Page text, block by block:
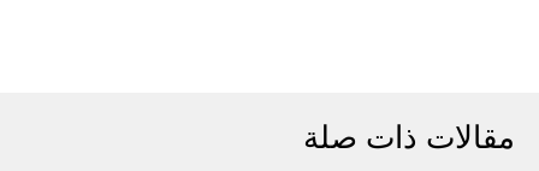
مقالات ذات صلة